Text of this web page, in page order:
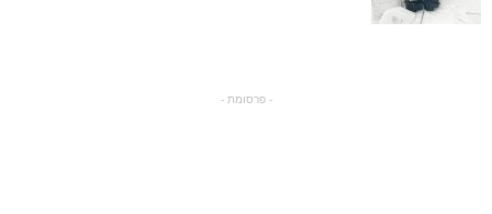
- פרסומת -